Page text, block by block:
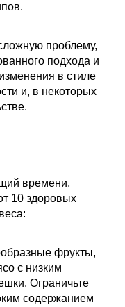
проблему,
подхода и
в стиле
и, в некоторых
времени,
10 здоровых
фрукты,
с низким
Ограничьте
содержанием